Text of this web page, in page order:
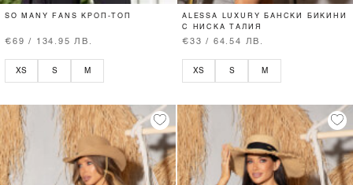
SO MANY FANS КРОП-ТОП
€69 / 134.95 ЛВ.
XS S M
ALESSA LUXURY БАНСКИ БИКИНИ
С НИСКА ТАЛИЯ
€33 / 64.54 ЛВ.
XS S M